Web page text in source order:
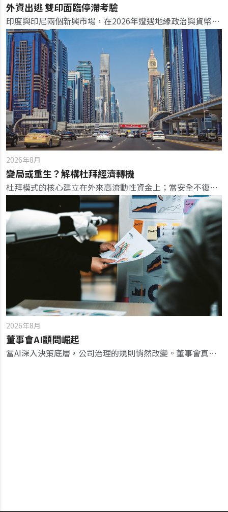
外資出逃 雙印面臨停滯考驗
印度與印尼兩個新興市場，在2026年遭遇地緣政治與貨幣緊縮的逆流，雙雙對金融市場發出危險信號。
2026年8月
變局或重生？解構杜拜經濟轉機
杜拜模式的核心建立在外來高流動性資金上；當安全不復存在，富豪與資本迅速轉移至其他替代市場，考驗這座沙漠綠洲的韌性。
2026年8月
董事會AI顧問崛起
當AI深入決策底層，公司治理的規則悄然改變。董事會真正要治理的，不再只是管理團隊，而是管理團隊與AI共同形成的決策流程。